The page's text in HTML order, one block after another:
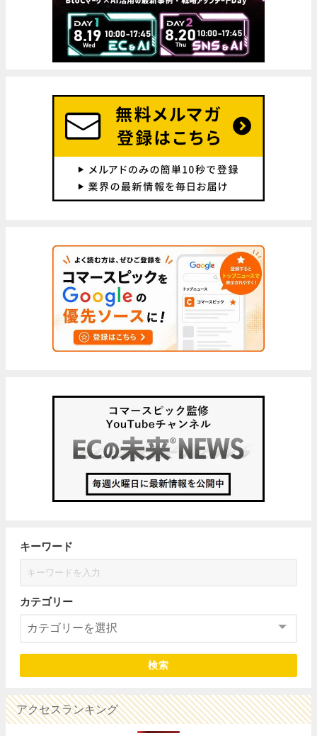
キーワード
カテゴリー
検索
アクセスランキング